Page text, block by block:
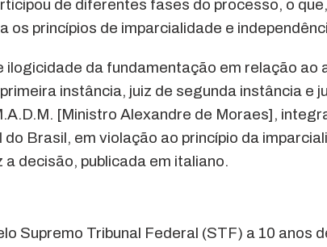
de diferentes fases do processo, o
os princípios de imparcialidade e
ilogicidade da fundamentação em relação ao
instância, juiz de segunda instância e
[Ministro Alexandre de Moraes],
Brasil, em violação ao princípio da
a decisão, publicada em italiano.
Supremo Tribunal Federal (STF) a 10 anos